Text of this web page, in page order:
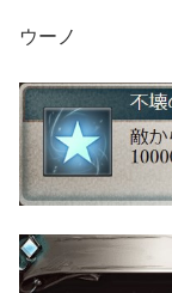
ウーノ